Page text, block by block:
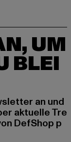
UM
BLEI
an und
aktuelle Tre
DefShop p